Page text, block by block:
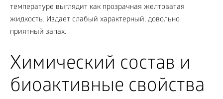
температуре выглядит как прозрачная желтоватая
жидкость. Издает слабый характерный, довольно
приятный запах.
Химический состав и
биоактивные свойства